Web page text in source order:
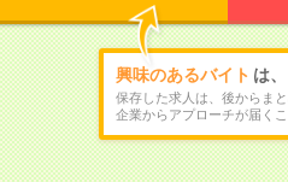
興味のあるバイト は
保存した求人は、後からまと
企業からアプローチが届くこ